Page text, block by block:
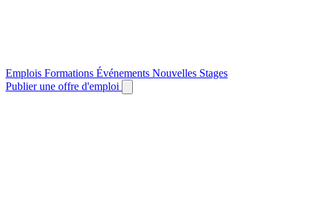
Emplois Formations Événements Nouvelles Stages
Publier une offre d'emploi